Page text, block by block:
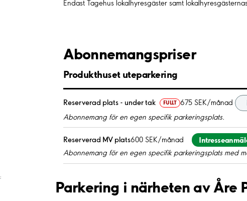
Endast Tagehus lokalhyresgäster samt
Abonnemangspriser
Produkthuset uteparkering
Reserverad plats - under tak FULLT 675 SEK/månad
Abonnemang för en egen specifik parkeringsplats.
Reserverad MV plats600 SEK/månad
Abonnemang för en egen specifik parkeringsplats med
;
Parkering i närheten av Åre